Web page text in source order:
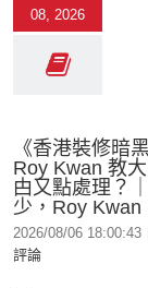
08, 2026
《香港裝修暗
Roy Kwan 教
甴又點處理？
少，Roy Kwan
2026/08/06 18:00:43
評論